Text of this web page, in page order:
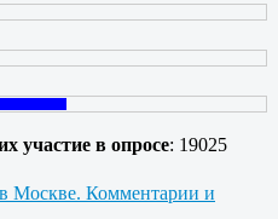
участие в опросе: 19025